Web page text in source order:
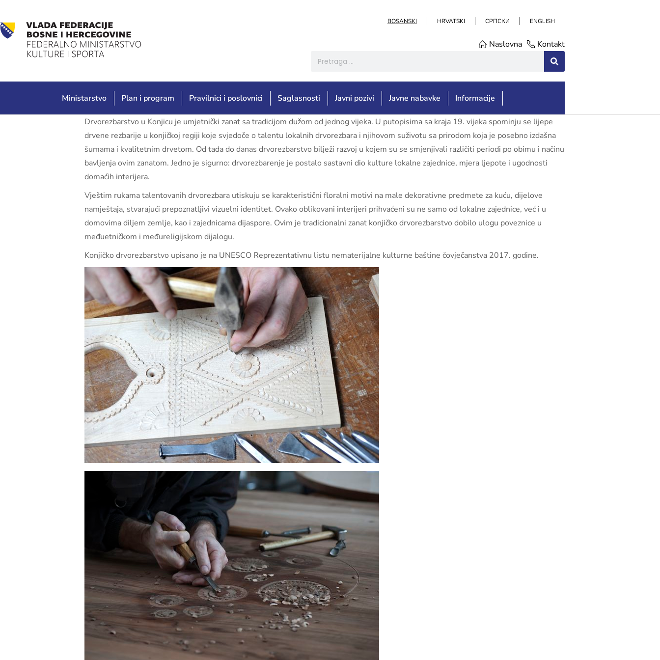
BOSANSKI HRVATSKI СРПСКИ ENGLISH
Naslovna Kontakt
Ministarstvo Plan i program Pravilnici i poslovnici Saglasnosti Javni pozivi Javne nabavke Informacije
Drvorezbarstvo u Konjicu je umjetnički zanat sa tradicijom dužom od jednog vijeka. U putopisima sa kraja 19. vijeka spominju se lijepe
drvene rezbarije u konjičkoj regiji koje svjedoče o talentu lokalnih drvorezbara i njihovom suživotu sa prirodom koja je posebno izdašna
šumama i kvalitetnim drvetom. Od tada do danas drvorezbarstvo bilježi razvoj u kojem su se smjenjivali različiti periodi po obimu i načinu
bavljenja ovim zanatom. Jedno je sigurno: drvorezbarenje je postalo sastavni dio kulture lokalne zajednice, mjera ljepote i ugodnosti
domaćih interijera.
Vještim rukama talentovanih drvorezbara utiskuju se karakteristični floralni motivi na male dekorativne predmete za kuću, dijelove
namještaja, stvarajući prepoznatljivi vizuelni identitet. Ovako oblikovani interijeri prihvaćeni su ne samo od lokalne zajednice, već i u
domovima diljem zemlje, kao i zajednicama dijaspore. Ovim je tradicionalni zanat konjičko drvorezbarstvo dobilo ulogu poveznice u
međuetničkom i međureligijskom dijalogu.
Konjičko drvorezbarstvo upisano je na UNESCO Reprezentativnu listu nematerijalne kulturne baštine čovječanstva 2017. godine.